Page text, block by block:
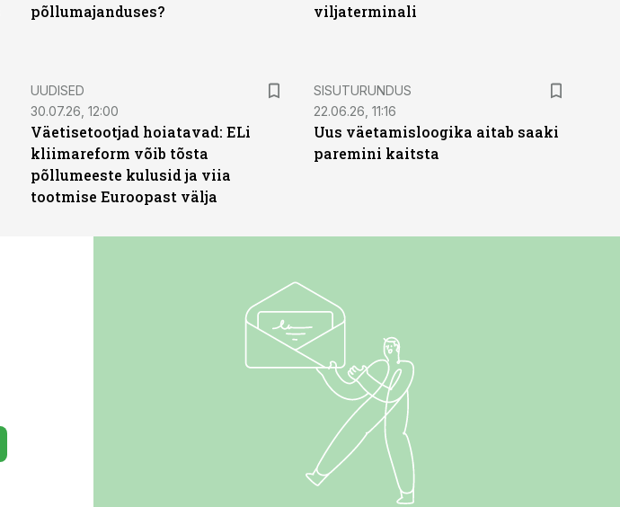
põllumajanduses?
viljaterminali
UUDISED
30.07.26, 12:00
Väetisetootjad hoiatavad: ELi
kliimareform võib tõsta
põllumeeste kulusid ja viia
tootmise Euroopast välja
ST
SISUTURUNDUS
22.06.26, 11:16
Uus väetamisloogika aitab saaki
paremini kaitsta